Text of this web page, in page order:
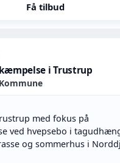
Få tilbud
i Trustrup
med fokus på
ved hvepsebo i
og sommerhus i